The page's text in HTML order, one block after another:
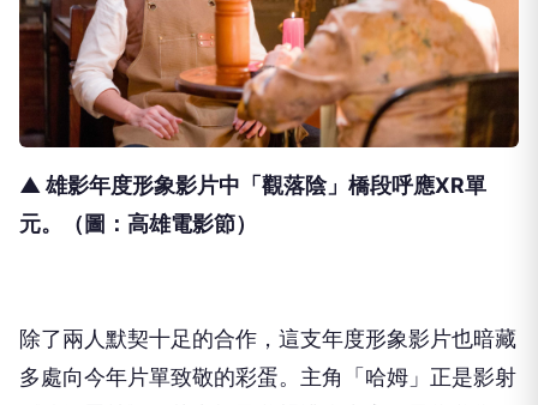
▲ 雄影年度形象影片中「觀落陰」橋段呼應XR單
元。（圖：高雄電影節）
除了兩人默契十足的合作， 這支年度形象影片也暗藏
多處向今年片單致敬的彩蛋。主角「哈姆」 正是影射